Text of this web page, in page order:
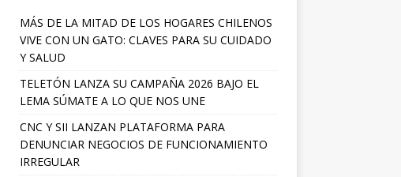
MÁS DE LA MITAD DE LOS HOGARES CHILENOS
VIVE CON UN GATO: CLAVES PARA SU CUIDADO
Y SALUD
TELETÓN LANZA SU CAMPAÑA 2026 BAJO EL
LEMA SÚMATE A LO QUE NOS UNE
CNC Y SII LANZAN PLATAFORMA PARA
DENUNCIAR NEGOCIOS DE FUNCIONAMIENTO
IRREGULAR